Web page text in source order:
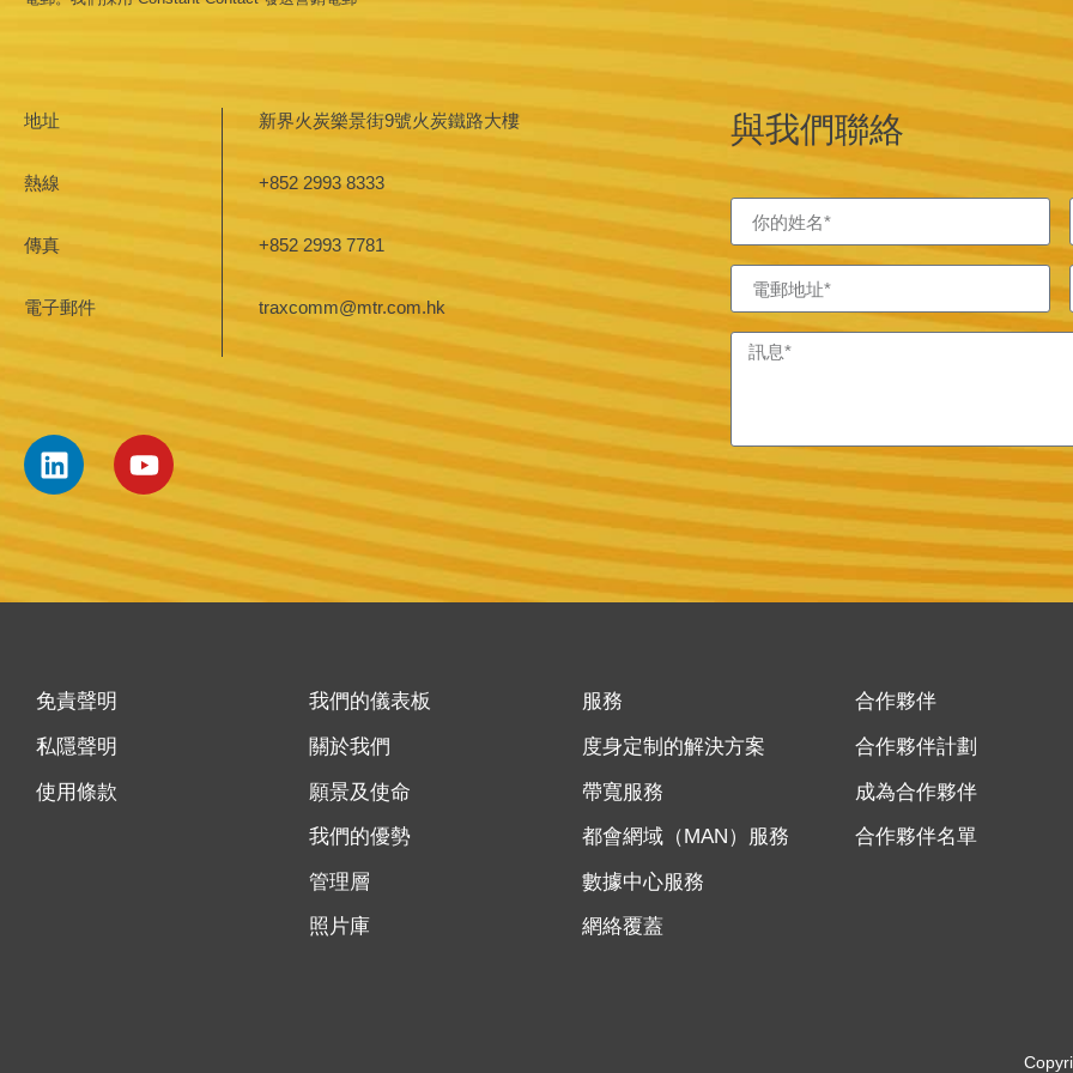
Please
地址 新界火炭樂景街9號火炭鐵路大樓
熱線 +852 2993 8333
傳真 +852 2993 7781
電子郵件 traxcomm@mtr.com.hk
與我們聯絡
免責聲明
私隱聲明
使用條款
我們的儀表板
關於我們
願景及使命
我們的優勢
管理層
照片庫
服務
度身定制的解決方案
帶寬服務
都會網域（MAN）服務
數據中心服務
網絡覆蓋
合作夥伴
合作夥伴計劃
成為合作夥伴
合作夥伴名單